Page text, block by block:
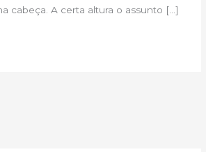
cabeça. A certa altura o assunto […]